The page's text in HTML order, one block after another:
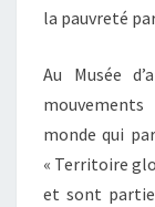
la pauvreté
Au Musée
monde qui
« Territoire
et sont